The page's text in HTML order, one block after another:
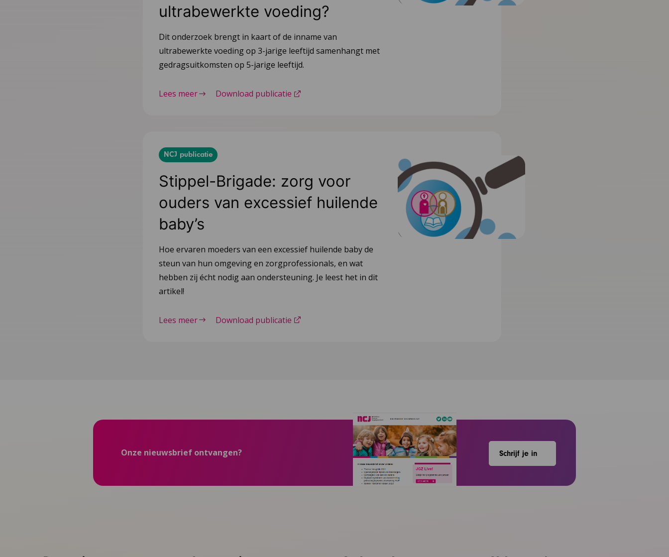
ultrabewerkte voeding?
Dit onderzoek brengt in kaart of de inname van
ultrabewerkte voeding op 3-jarige leeftijd samenhangt met
gedragsuitkomsten op 5-jarige leeftijd.
Lees meer Download publicatie
NCJ publicatie
Stippel-Brigade: zorg voor
ouders van excessief huilende
baby’s
Hoe ervaren moeders van een excessief huilende baby de
steun van hun omgeving en zorgprofessionals, en wat
hebben zij écht nodig aan ondersteuning. Je leest het in dit
artikel!
Lees meer Download publicatie
Onze nieuwsbrief ontvangen? Schrijf je in